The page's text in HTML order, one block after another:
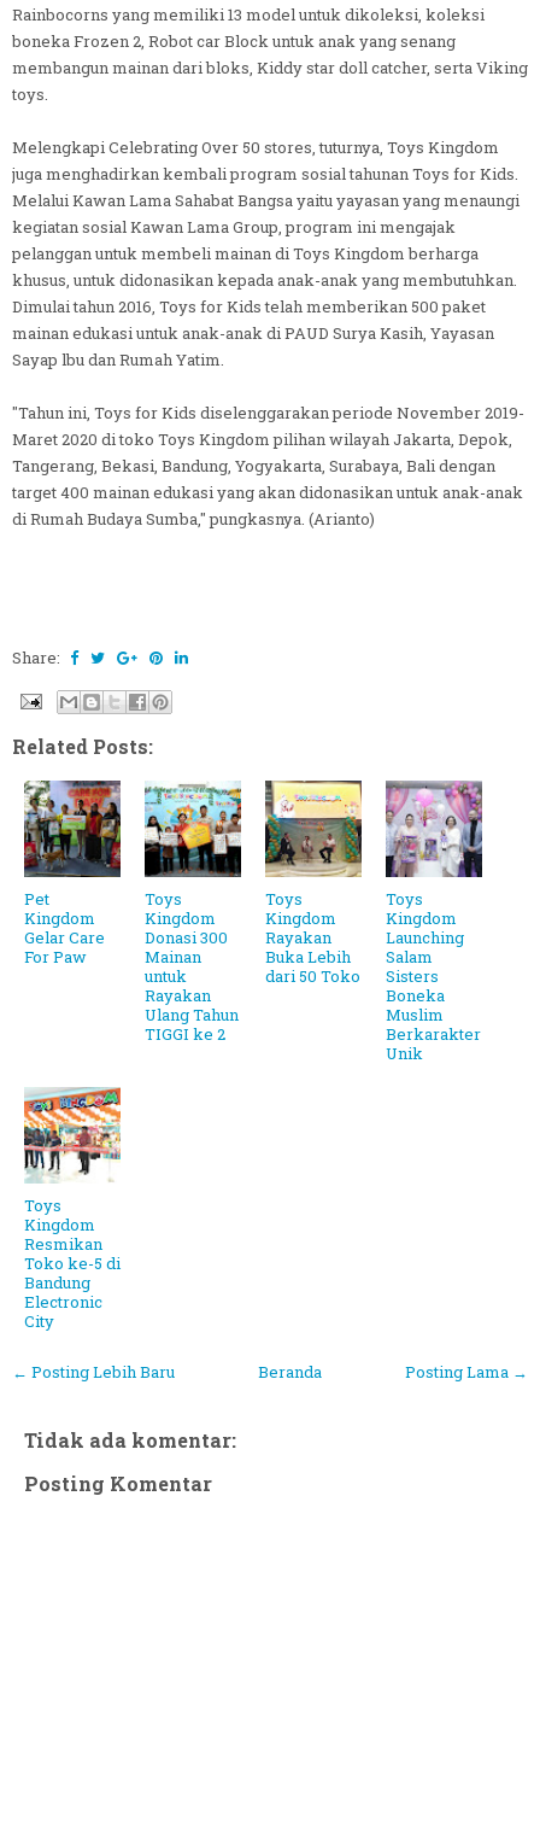
Rainbocorns yang memiliki 13 model untuk dikoleksi, koleksi
boneka Frozen 2, Robot car Block untuk anak yang senang
membangun mainan dari bloks, Kiddy star doll catcher, serta Viking
toys.
Melengkapi Celebrating Over 50 stores, tuturnya, Toys Kingdom
juga menghadirkan kembali program sosial tahunan Toys for Kids.
Melalui Kawan Lama Sahabat Bangsa yaitu yayasan yang menaungi
kegiatan sosial Kawan Lama Group, program ini mengajak
pelanggan untuk membeli mainan di Toys Kingdom berharga
khusus, untuk didonasikan kepada anak-anak yang membutuhkan.
Dimulai tahun 2016, Toys for Kids telah memberikan 500 paket
mainan edukasi untuk anak-anak di PAUD Surya Kasih, Yayasan
Sayap lbu dan Rumah Yatim.
"Tahun ini, Toys for Kids diselenggarakan periode November 2019-
Maret 2020 di toko Toys Kingdom pilihan wilayah Jakarta, Depok,
Tangerang, Bekasi, Bandung, Yogyakarta, Surabaya, Bali dengan
target 400 mainan edukasi yang akan didonasikan untuk anak-anak
di Rumah Budaya Sumba," pungkasnya. (Arianto)
Share:
Related Posts:
Pet
Kingdom
Gelar Care
For Paw
Toys
Kingdom
Donasi 300
Mainan
untuk
Rayakan
Ulang Tahun
TIGGI ke 2
Toys
Kingdom
Rayakan
Buka Lebih
dari 50 Toko
Toys
Kingdom
Launching
Salam
Sisters
Boneka
Muslim
Berkarakter
Unik
Toys
Kingdom
Resmikan
Toko ke-5 di
Bandung
Electronic
City
← Posting Lebih Baru Posting Lama →
Beranda
Tidak ada komentar:
Posting Komentar